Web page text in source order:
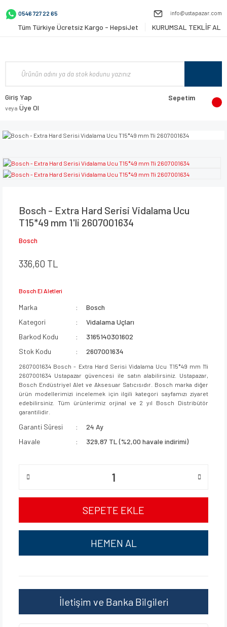
0546 727 22 65 info@ustapazar.com
Tüm Türkiye Ücretsiz Kargo - HepsiJet KURUMSAL TEKLİF AL
Giriş Yap
veya Üye Ol
Sepetim
Bosch - Extra Hard Serisi Vidalama Ucu
T15*49 mm 1'li 2607001634
Bosch
336,60 TL
Bosch El Aletleri
Marka
Bosch
Kategori
Vidalama Uçları
Barkod Kodu
3165140301602
Stok Kodu
2607001634
2607001634 Bosch - Extra Hard Serisi Vidalama Ucu T15*49 mm 1'li
2607001634 Ustapazar güvencesi ile satın alabilirsiniz. Ustapazar,
Bosch Endüstriyel Alet ve Aksesuar Satıcısıdır. Bosch marka diğer
ürün modellerimizi incelemek için ilgili kategori sayfamızı ziyaret
edebilirsiniz. Tüm ürünlerimiz orjinal ve 2 yıl Bosch Distribütör
garantilidir.
Garanti Süresi
24 Ay
Havale
329,87 TL (%2,00 havale indirimi)
SEPETE EKLE
HEMEN AL
İletişim ve Banka Bilgileri